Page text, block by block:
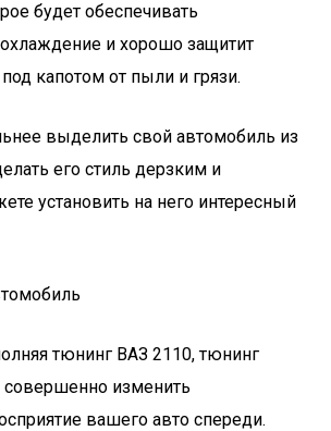
будет обеспечивать
и хорошо защитит
капотом от пыли и грязи.
выделить свой автомобиль из
его стиль дерзким и
установить на него интересный
тюнинг ВАЗ 2110, тюнинг
совершенно изменить
вашего авто спереди.